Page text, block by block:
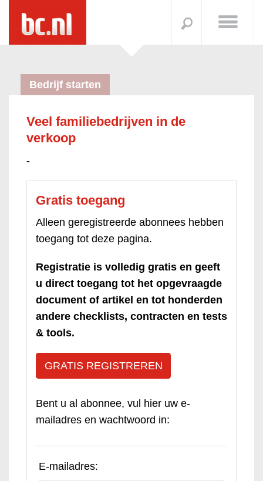
Bedrijf starten
Veel familiebedrijven in de
verkoop
-
Gratis toegang
Alleen geregistreerde abonnees hebben
toegang tot deze pagina.
Registratie is volledig gratis en geeft
u direct toegang tot het opgevraagde
document of artikel en tot honderden
andere checklists, contracten en tests
& tools.
GRATIS REGISTREREN
Bent u al abonnee, vul hier uw e-
mailadres en wachtwoord in:
E-mailadres: